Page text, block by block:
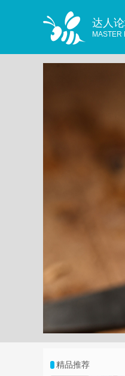
达人
MASTER
精品推荐